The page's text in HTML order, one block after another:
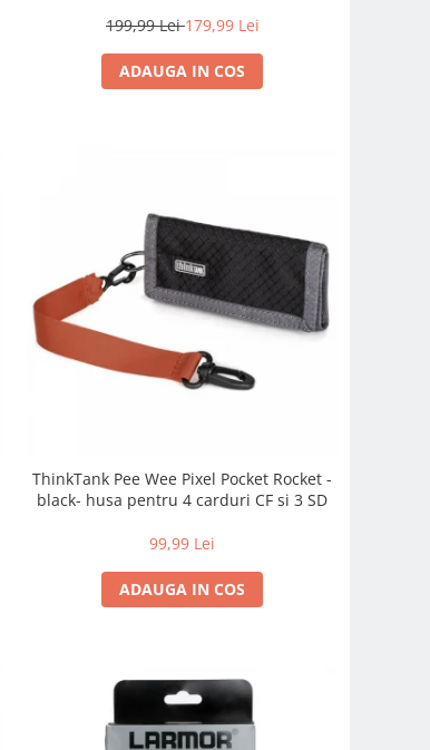
199,99 Lei179,99 Lei
ADAUGA IN COS
ThinkTank Pee Wee Pixel Pocket Rocket -
black- husa pentru 4 carduri CF si 3 SD
99,99 Lei
ADAUGA IN COS